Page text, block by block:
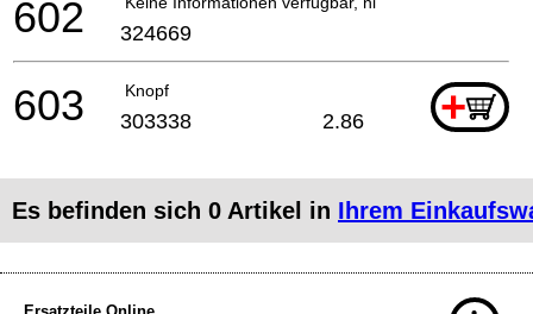
602 324669
Knopf +
603 303338 2.86
Es befinden sich 0 Artikel in Ihrem